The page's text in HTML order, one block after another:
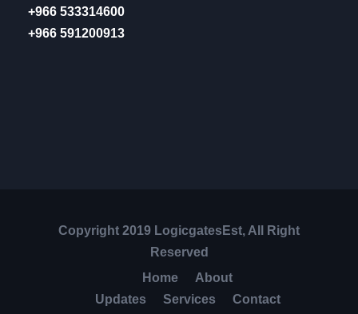
+966 533314600
+966 591200913
Copyright 2019 LogicgatesEst, All Right
Reserved
Home
About
Updates
Services Contact